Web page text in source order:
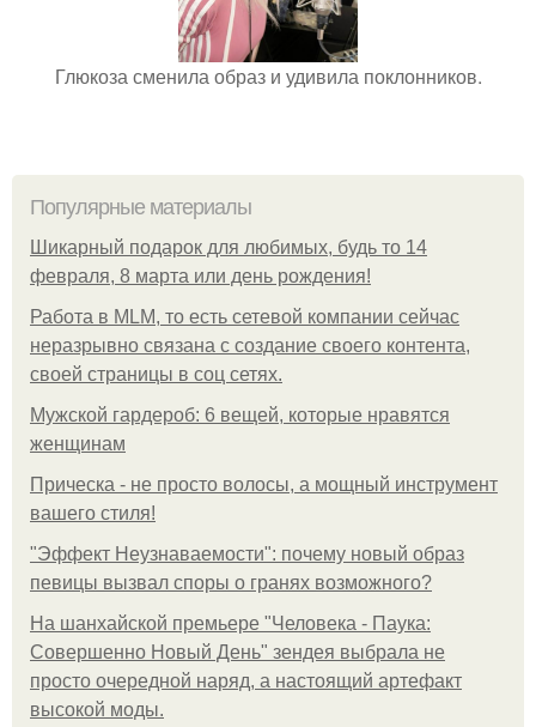
Глюкоза сменила образ и удивила поклонников.
Популярные материалы
Шикарный подарок для любимых, будь то 14
февраля, 8 марта или день рождения!
Работа в MLM, то есть сетевой компании сейчас
неразрывно связана с создание своего контента,
своей страницы в соц сетях.
Мужской гардероб: 6 вещей, которые нравятся
женщинам
Прическа - не просто волосы, а мощный инструмент
вашего стиля!
"Эффект Неузнаваемости": почему новый образ
певицы вызвал споры о гранях возможного?
На шанхайской премьере "Человека - Паука:
Совершенно Новый День" зендея выбрала не
просто очередной наряд, а настоящий артефакт
высокой моды.